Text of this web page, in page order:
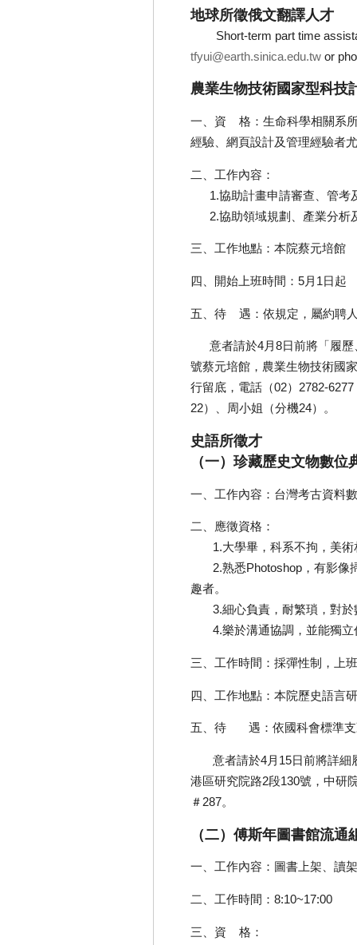
地球所徵俄文翻譯人才
Short-term part time
tfyui@earth.sinica.edu.tw or
農業生物技術國家型科技
一、資 格：生命科學相關系
經驗、網頁設計及管理經驗者
二、工作內容：
1.協助計畫申請審查、管考
2.協助領域規劃、產業分析
三、工作地點：本院蔡元培館
四、開始上班時間：5月1日起
五、待 遇：依規定，屬約聘
意者請於4月8日前將「履歷
號蔡元培館，農業生物技術國
行留底，電話（02）2782-
22）、周小姐（分機24）。
史語所徵才
（一）珍藏歷史文物數
一、工作內容：台灣考古資料
二、應徵資格：
1.大學畢，科系不拘，美術
2.熟悉Photoshop，有影像
趣者。
3.細心負責，耐繁瑣，對於
4.樂於溝通協調，並能獨立
三、工作時間：採彈性制，上
四、工作地點：本院歷史語言
五、待 遇：依國科會標準支
意者請於4月15日前將詳細
港區研究院路2段130號，中研
＃287。
（二）傅斯年圖書館流通
一、工作內容：圖書上架、讀
二、工作時間：8:10~17:00
三、資 格：